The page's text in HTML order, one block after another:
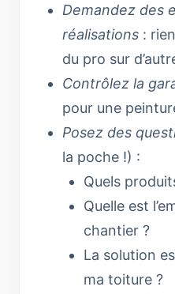
Demandez des
réalisations :
du pro sur
Contrôlez la
pour une
Posez des
la poche !) :
Quels
Quelle est
chantier ?
La solution
ma toiture ?